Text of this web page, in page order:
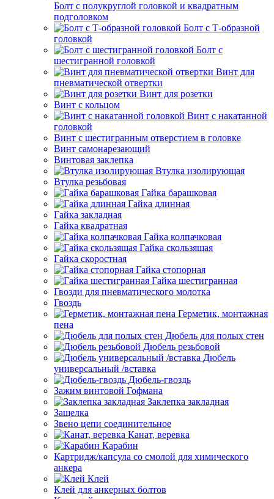
Болт с полукруглой головкой и квадратным
подголовком
Болт с Т-образной
головкой
Болт с
шестигранной головкой
Винт для
пневматической отвертки
Винт для розетки
Винт с кольцом
Винт с накатанной
головкой
Винт с шестигранным отверстием в головке
Винт самонарезающий
Винтовая заклепка
Втулка изолирующая
Втулка резьбовая
Гайка барашковая
Гайка длинная
Гайка закладная
Гайка квадратная
Гайка колпачковая
Гайка скользящая
Гайка скоростная
Гайка стопорная
Гайка шестигранная
Гвозди для пневматического молотка
Гвоздь
Герметик, монтажная
пена
Дюбель для полых стен
Дюбель резьбовой
Дюбель
универсальный /вставка
Дюбель-гвоздь
Зажим винтовой Гофмана
Заклепка закладная
Защелка
Звено цепи соединительное
Канат, веревка
Карабин
Картридж/капсула со смолой для химического
анкера
Клей
Клей для анкерных болтов